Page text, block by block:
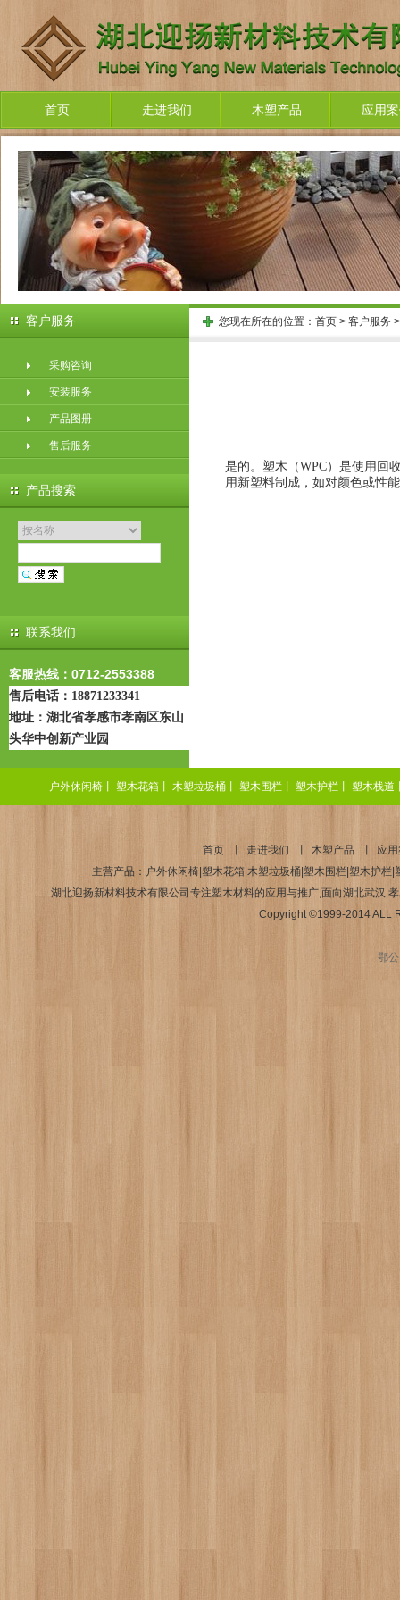
首页 走进我们 木塑产品 应用
客户服务
采购咨询
安装服务
产品图册
售后服务
产品搜索
联系我们
客服热线：0712-2553388
售后电话：18871233341
地址： 湖北省孝感市孝南区东山
头华中创新产业园
您现在所在的位置： 首页 > 客户服务
是的。塑木（WPC）是使用回
用新塑料制成，如对颜色或性
户外休闲椅 塑木花箱 木塑垃圾桶 塑木围栏 塑木护栏 塑木栈道
首页 走进我们 木塑产品
应
主营产品：户外休闲椅|塑木花箱|木塑垃圾桶|塑木围栏|塑木护
湖北迎扬新材料技术有限公司专注塑木材料的应用与推广,面向湖北武汉.
Copyright ©1999-2014 ALL
鄂